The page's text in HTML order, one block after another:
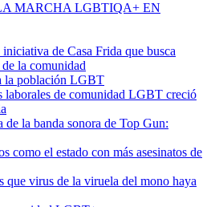
MARCHA LGBTIQA+ EN
de Casa Frida que busca
la comunidad
la población LGBT
laborales de comunidad LGBT creció
de la banda sonora de Top Gun:
como el estado con más asesinatos de
que virus de la viruela del mono haya